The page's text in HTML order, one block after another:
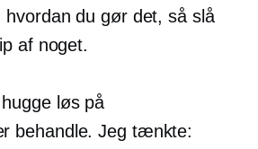
hvordan du gør det, så slå
af noget.
løs på
behandle. Jeg tænkte: